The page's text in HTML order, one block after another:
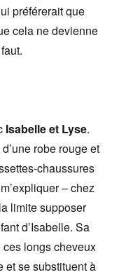
préférerait que
cela ne devienne
Isabelle et Lyse.
robe rouge et
chaussures
– chez
limite supposer
d’Isabelle. Sa
longs cheveux
et se substituent à